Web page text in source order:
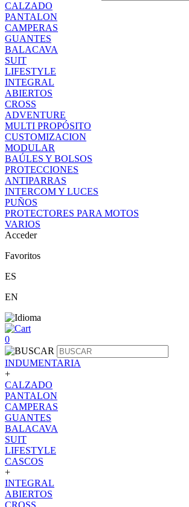
CALZADO
PANTALON
CAMPERAS
GUANTES
BALACAVA
SUIT
LIFESTYLE
INTEGRAL
ABIERTOS
CROSS
ADVENTURE
MULTI PROPÓSITO
CUSTOMIZACION
MODULAR
BAÚLES Y BOLSOS
PROTECCIONES
ANTIPARRAS
INTERCOM Y LUCES
PUÑOS
PROTECTORES PARA MOTOS
VARIOS
Acceder
Favoritos
ES
EN
0
INDUMENTARIA
+
CALZADO
PANTALON
CAMPERAS
GUANTES
BALACAVA
SUIT
LIFESTYLE
CASCOS
+
INTEGRAL
ABIERTOS
CROSS